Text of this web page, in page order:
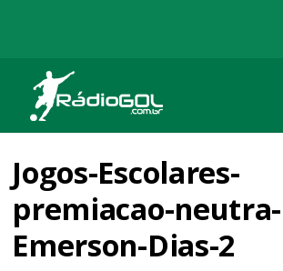
Rádio Gol
Há mais de 20 anos com as melhores coberturas
Jogos-Escolares-
premiacao-neutra-
Emerson-Dias-2